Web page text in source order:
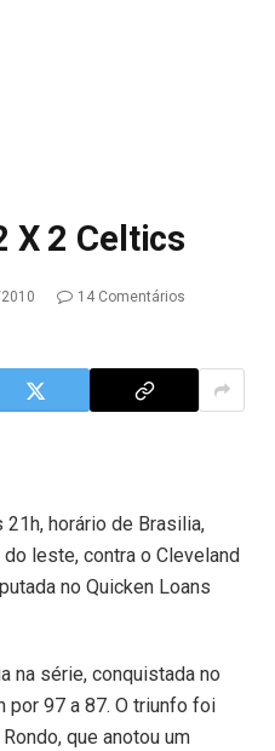
X 2 Celtics
14 Comentários
horário de Brasilia,
leste, contra o Cleveland
no Quicken Loans
na série, conquistada no
por 97 a 87. O triunfo foi
que anotou um